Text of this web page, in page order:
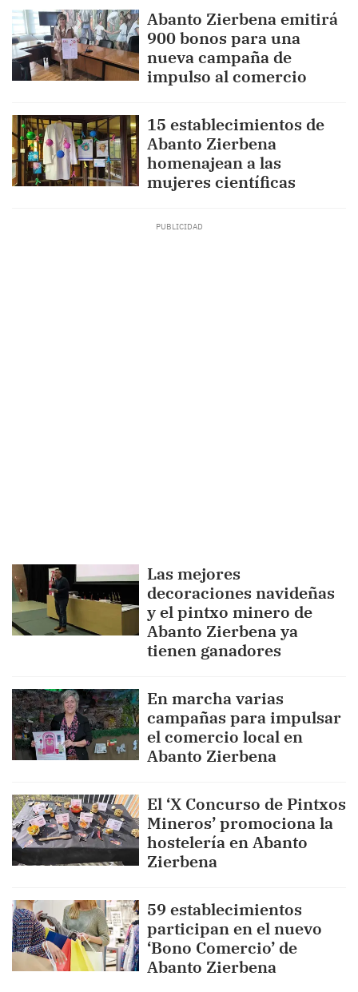
Abanto Zierbena emitirá
900 bonos para una
nueva campaña de
impulso al comercio
15 establecimientos de
Abanto Zierbena
homenajean a las
mujeres científicas
Las mejores
decoraciones navideñas
y el pintxo minero de
Abanto Zierbena ya
tienen ganadores
En marcha varias
campañas para impulsar
el comercio local en
Abanto Zierbena
El ‘X Concurso de Pintxos
Mineros’ promociona la
hostelería en Abanto
Zierbena
59 establecimientos
participan en el nuevo
‘Bono Comercio’ de
Abanto Zierbena